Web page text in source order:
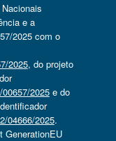
e a
2025 com o
2025, do projeto
2025e do
04666/2025.
GenerationEU